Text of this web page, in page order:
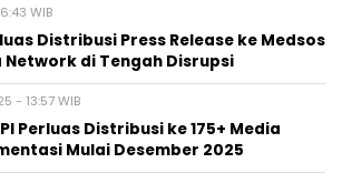
WIB
Distribusi Press Release ke Medsos
Network di Tengah Disrupsi
- 13:57 WIB
Perluas Distribusi ke 175+ Media
Mulai Desember 2025